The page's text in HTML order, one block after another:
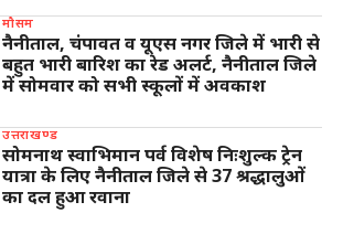
मौसम
नैनीताल, चंपावत व यूएस नगर जिले में भारी से
बहुत भारी बारिश का रेड अलर्ट, नैनीताल जिले
में सोमवार को सभी स्कूलों में अवकाश
उत्तराखण्ड
सोमनाथ स्वाभिमान पर्व विशेष निःशुल्क ट्रेन
यात्रा के लिए नैनीताल जिले से 37 श्रद्धालुओं
का दल हुआ रवाना